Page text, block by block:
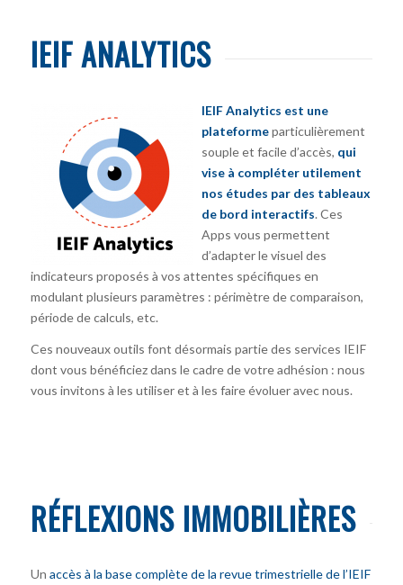
IEIF ANALYTICS
IEIF Analytics est une
plateformeparticulièrement
souple et facile d’accès, qui
vise à compléter utilement
nos études par des tableaux
de bord interactifs. Ces
Apps vous permettent
d’adapter le visuel des
indicateurs proposés à vos attentes spécifiques en
modulant plusieurs paramètres : périmètre de comparaison,
période de calculs, etc.
Ces nouveaux outils font désormais partie des services IEIF
dont vous bénéficiez dans le cadre de votre adhésion : nous
vous invitons à les utiliser et à les faire évoluer avec nous.
RÉFLEXIONS IMMOBILIÈRES
Un accès à la base complète de la revue trimestrielle de l’IEIF